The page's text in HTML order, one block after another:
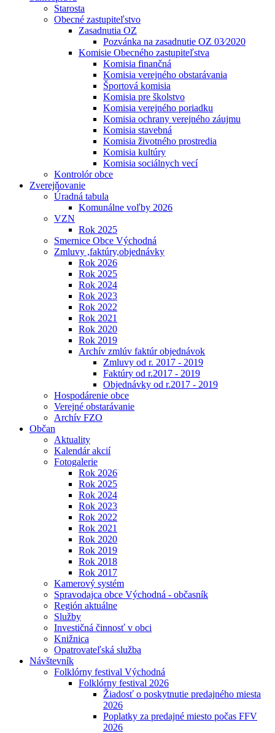
Starosta
Obecné zastupiteľstvo
Zasadnutia OZ
Pozvánka na zasadnutie OZ 03⁄2020
Komisie Obecného zastupiteľstva
Komisia finančná
Komisia verejného obstarávania
Športová komisia
Komisia pre školstvo
Komisia verejného poriadku
Komisia ochrany verejného záujmu
Komisia stavebná
Komisia životného prostredia
Komisia kultúry
Komisia sociálnych vecí
Kontrolór obce
Zverejňovanie
Úradná tabula
Komunálne voľby 2026
VZN
Rok 2025
Smernice Obce Východná
Zmluvy ,faktúry,objednávky
Rok 2026
Rok 2025
Rok 2024
Rok 2023
Rok 2022
Rok 2021
Rok 2020
Rok 2019
Archív zmlúv faktúr objednávok
Zmluvy od r. 2017 - 2019
Faktúry od r.2017 - 2019
Objednávky od r.2017 - 2019
Hospodárenie obce
Verejné obstarávanie
Archív FZO
Občan
Aktuality
Kalendár akcií
Fotogalerie
Rok 2026
Rok 2025
Rok 2024
Rok 2023
Rok 2022
Rok 2021
Rok 2020
Rok 2019
Rok 2018
Rok 2017
Kamerový systém
Spravodajca obce Východná - občasník
Región aktuálne
Služby
Investičná činnosť v obci
Knižnica
Opatrovateľská služba
Návštevník
Folklórny festival Východná
Folklórny festival 2026
Žiadosť o poskytnutie predajného miesta
2026
Poplatky za predajné miesto počas FFV
2026